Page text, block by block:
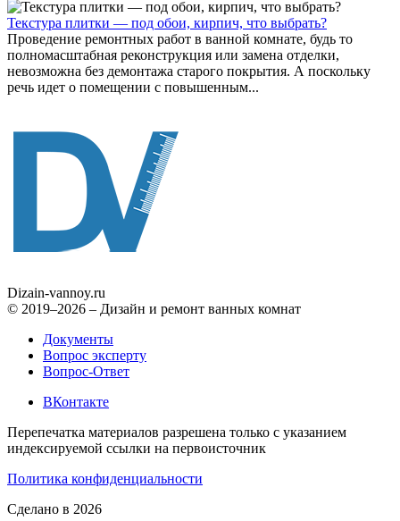
Текстура плитки — под обои, кирпич, что выбрать?
Проведение ремонтных работ в ванной комнате, будь то
полномасштабная реконструкция или замена отделки,
невозможна без демонтажа старого покрытия. А поскольку
речь идет о помещении с повышенным...
Dizain-vannoy.ru
© 2019–2026 – Дизайн и ремонт ванных комнат
Документы
Вопрос эксперту
Вопрос-Ответ
ВКонтакте
Перепечатка материалов разрешена только с указанием
индексируемой ссылки на первоисточник
Политика конфиденциальности
Сделано в 2026